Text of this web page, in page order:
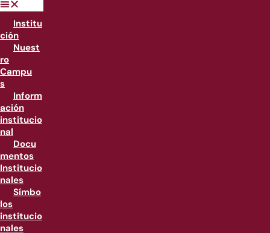
Institu
ción
Nuest
ro
Campu
s
Inform
ación
institucio
nal
Docu
mentos
Institucio
nales
Símbo
los
institucio
nales